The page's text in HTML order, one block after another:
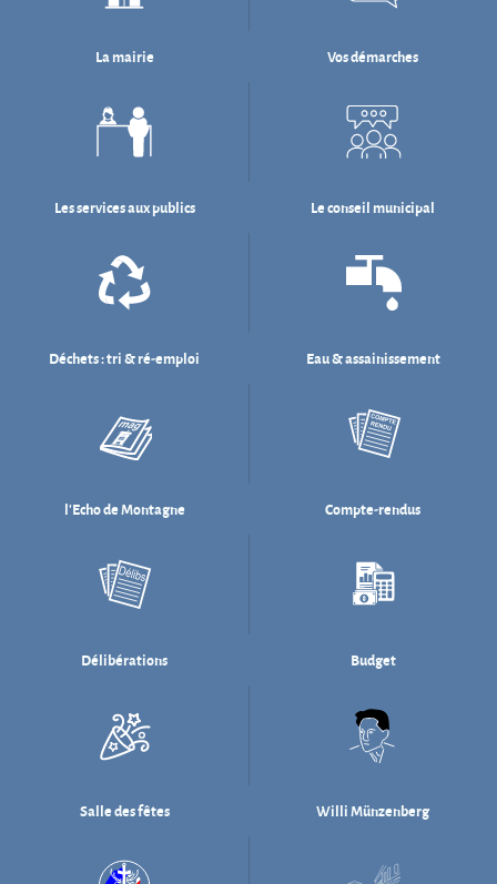
Les services aux publics Le conseil municipal
Déchets : tri & ré-emploi Eau & assainissement
l'Echo de Montagne Compte-rendus
Délibérations Budget
Salle des fêtes Willi Münzenberg
Association Patriotique Photos anciennes